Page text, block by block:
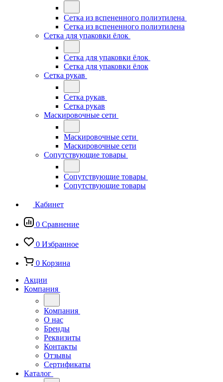
Сетка из вспененного полиэтилена
Сетка из вспененного полиэтилена
Сетка для упаковки ёлок
Сетка для упаковки ёлок
Сетка для упаковки ёлок
Сетка рукав
Сетка рукав
Сетка рукав
Маскировочные сети
Маскировочные сети
Маскировочные сети
Сопутствующие товары
Сопутствующие товары
Сопутствующие товары
Кабинет
0 Сравнение
0 Избранное
0 Корзина
Акции
Компания
Компания
О нас
Бренды
Реквизиты
Контакты
Отзывы
Сертификаты
Каталог